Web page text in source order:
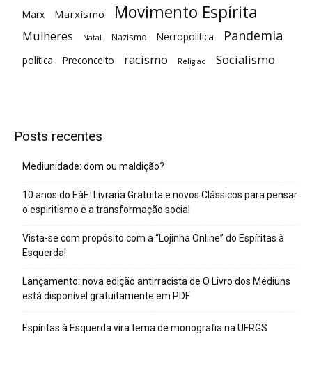
Marx Marxismo Movimento Espírita
Mulheres Natal Nazismo Necropolítica Pandemia
política Preconceito racismo Religiao Socialismo
Posts recentes
Mediunidade: dom ou maldição?
10 anos do EàE: Livraria Gratuita e novos Clássicos para pensar
o espiritismo e a transformação social
Vista-se com propósito com a “Lojinha Online” do Espíritas à
Esquerda!
Lançamento: nova edição antirracista de O Livro dos Médiuns
está disponível gratuitamente em PDF
Espíritas à Esquerda vira tema de monografia na UFRGS